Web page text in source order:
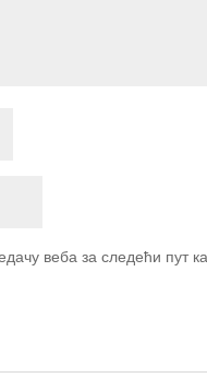
веба за следећи пут